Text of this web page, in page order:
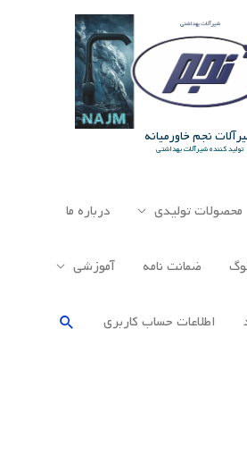
نجم خاورمیانه
تولید کننده شیرآلات بهداشتی
محصولات تولیدی درباره ما
ضمانت نامه آموزشی
اطلاعات حساب كاربری جستجو